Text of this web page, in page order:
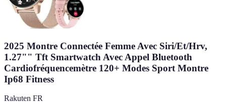
2025 Montre Connectée Femme Avec Siri/Et/Hrv,
1.27"" Tft Smartwatch Avec Appel Bluetooth
Cardiofréquencemètre 120+ Modes Sport Montre
Ip68 Fitness
Rakuten FR